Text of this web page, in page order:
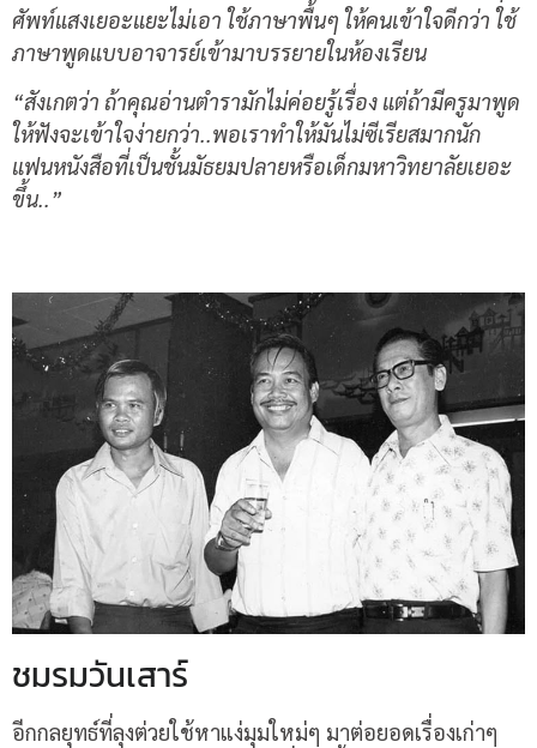
ศัพท์แสงเยอะแยะไม่เอา ใช้ภาษาพื้นๆ ให้คนเข้าใจดีกว่า ใช้
ภาษาพูดแบบอาจารย์เข้ามาบรรยายในห้องเรียน
“สังเกตว่า ถ้าคุณอ่านตำรามักไม่ค่อยรู้เรื่อง แต่ถ้ามีครูมาพูด
ให้ฟังจะเข้าใจง่ายกว่า..พอเราทำให้มันไม่ซีเรียสมากนัก
แฟนหนังสือที่เป็นชั้นมัธยมปลายหรือเด็กมหาวิทยาลัยเยอะ
ขึ้น..”
ชมรมวันเสาร์
อีกกลยุทธ์ที่ลุงต่วยใช้หาแง่มุมใหม่ๆ มาต่อยอดเรื่องเก่าๆ